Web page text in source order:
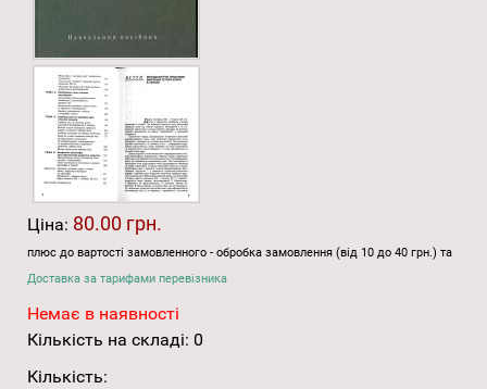
Ціна: 80.00 грн.
плюс до вартості замовленного - обробка замовлення (від 10 до 40 грн.) та
Доставка за тарифами перевізника
Немає в наявності
Кількість на складі: 0
Кількість: